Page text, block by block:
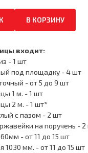
В КОРЗИНУ
входит:
- 1 шт
под площадку - 4 шт
- от 5 до 9 шт
1 м. - 1 шт
2 м. - 1 шт*
с пазом - 2 шт
на поручень - 2
- от 11 до 15 шт
1030 мм. - от 11 до 15 шт